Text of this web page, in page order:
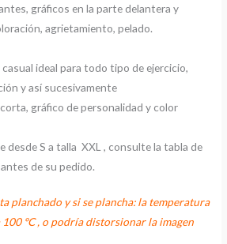
gráficos en la parte delantera y
agrietamiento, pelado.
ideal para todo tipo de ejercicio,
y así sucesivamente
gráfico de personalidad y color
desde S a talla XXL , consulte la tabla de
de su pedido.
planchado y si se plancha: la temperatura
ºC , o podría distorsionar la imagen